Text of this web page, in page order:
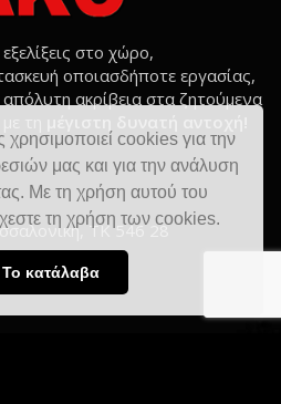
χρησιμοποιεί cookies για την
μας και για την ανάλυση
Με τη χρήση αυτού του
τη χρήση των cookies.
Το κατάλαβα
εξελίξεις στο χώρο,
οποιασδήποτε εργασίας,
απόλυτη ακρίβεια στα ζητούμενα
τη
ΤΚ 546 28